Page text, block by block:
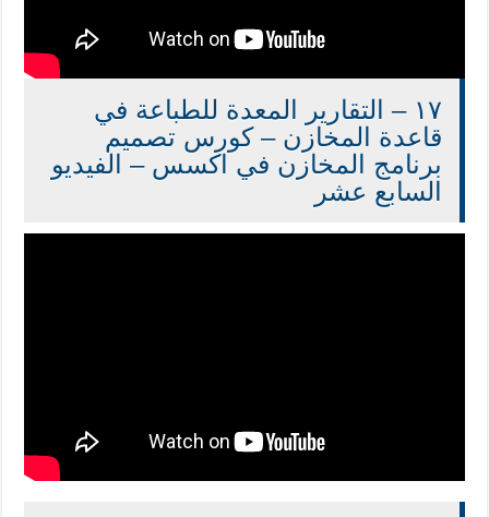
١٧ – التقارير المعدة للطباعة في
قاعدة المخازن – كورس تصميم
برنامج المخازن في اكسس – الفيديو
السابع عشر